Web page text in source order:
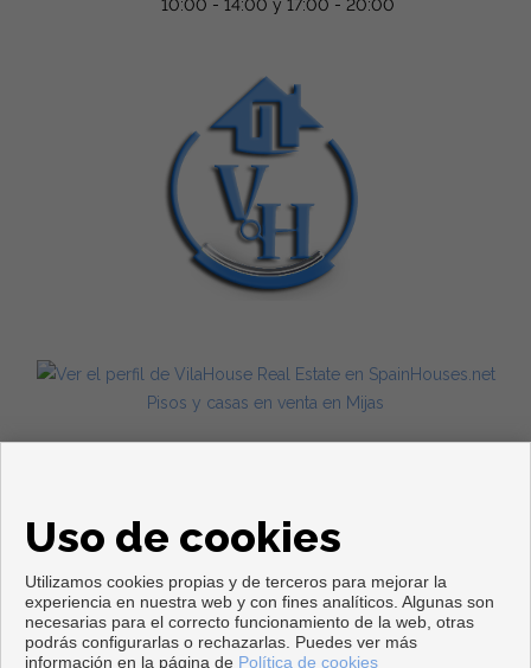
10:00 - 14:00 y 17:00 - 20:00
Pisos y casas en venta en Mijas
Copyright © 2026. Todos los derechos reservados.
Uso de cookies
Utilizamos cookies propias y de terceros para mejorar la
experiencia en nuestra web y con fines analíticos. Algunas son
necesarias para el correcto funcionamiento de la web, otras
podrás configurarlas o rechazarlas. Puedes ver más
información en la página de Política de cookies